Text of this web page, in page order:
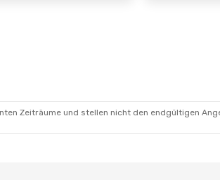
Zeiträume und stellen nicht den endgültigen